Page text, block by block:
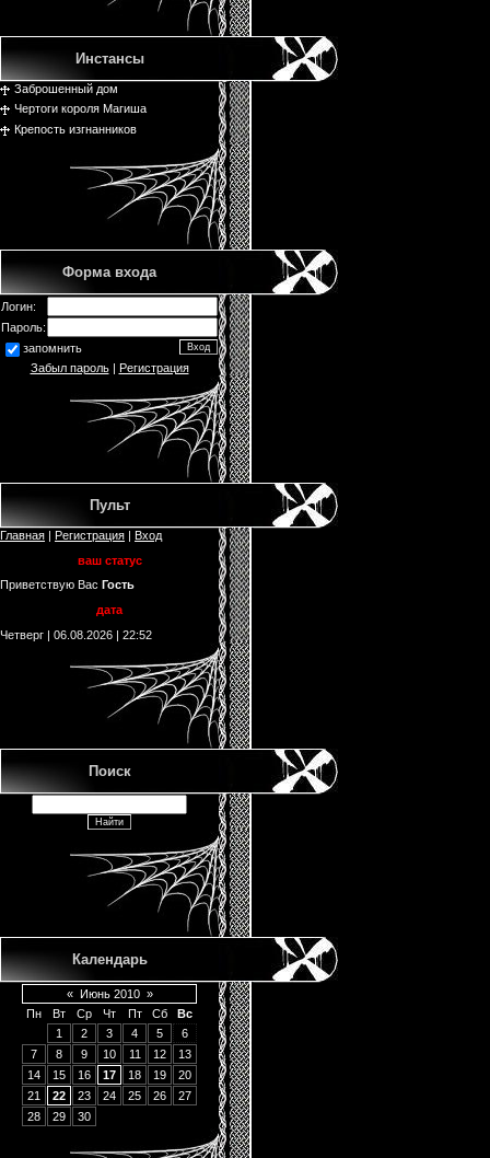
Инстансы
Заброшенный дом
Чертоги короля Магиша
Крепость изгнанников
Форма входа
Логин:
Пароль:
запомнить
Забыл пароль| Регистрация
Пульт
Главная | Регистрация | Вход
ваш статус
Приветствую Вас Гость
дата
Четверг | 06.08.2026 | 22:52
Поиск
Календарь
« Июнь 2010 »
Пн
Вт Ср Чт Пт Сб
Вс
1
2 3 4 5
6
7
8 9 10 11 12
13
14
15 16 17 18 19
20
21
22 23 24 25 26
27
28
29 30